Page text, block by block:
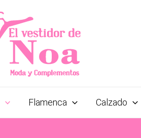
Flamenca Calzado